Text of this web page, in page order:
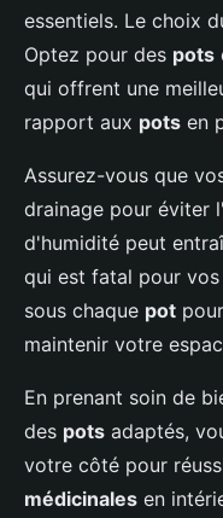
essentiels. Le choix
Optez pour des pots
qui offrent une
rapport aux pots en
Assurez-vous que
drainage pour éviter
d'humidité peut
qui est fatal pour vos
sous chaque pot
maintenir votre
En prenant soin de
des pots adaptés,
votre côté pour
médicinales en